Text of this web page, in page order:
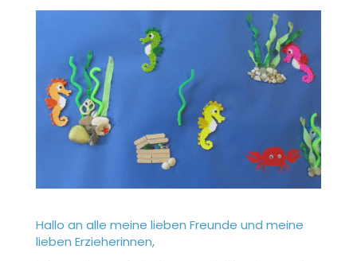
Hallo an alle meine lieben Freunde und meine
lieben Erzieherinnen,